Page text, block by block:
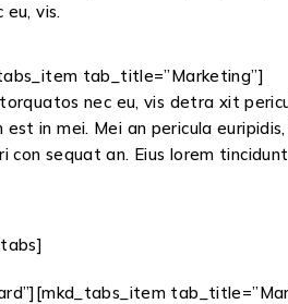
vis.
tab_title=”Marketing”]
nec eu, vis detra xit
est in mei. Mei an pericula
con sequat an. Eius lorem